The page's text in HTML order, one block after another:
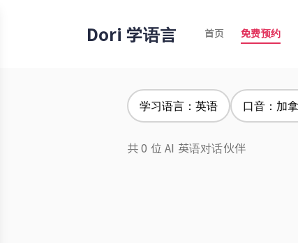
Dori 学语言 首页 免费预约
学习语言：英语 口音：加
共 0 位 AI 英语对话伙伴